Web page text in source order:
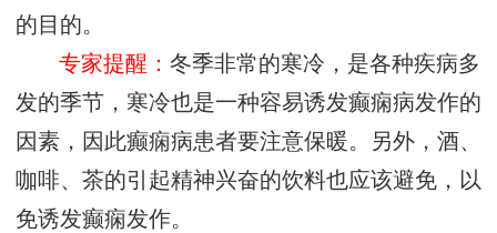
的目的。
专家提醒：冬季非常的寒冷，是各种疾病多
发的季节，寒冷也是一种容易诱发癫痫病发作的
因素，因此癫痫病患者要注意保暖。另外，酒、
咖啡、茶的引起精神兴奋的饮料也应该避免，以
免诱发癫痫发作。